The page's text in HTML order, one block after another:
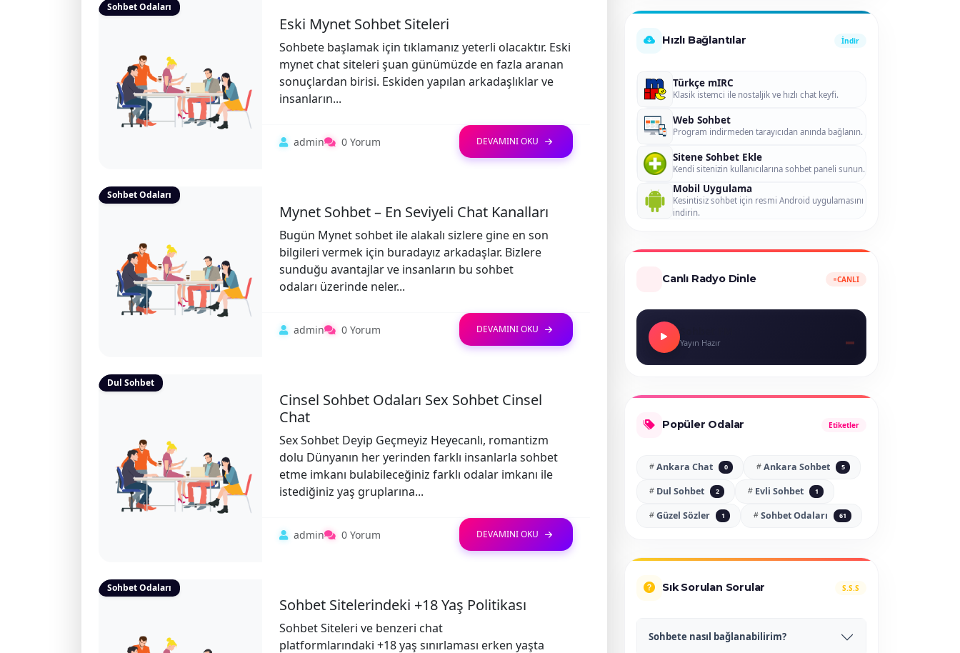
Sohbet Odaları
Eski Mynet Sohbet Siteleri
Sohbete başlamak için tıklamanız yeterli olacaktır. Eski
mynet chat siteleri şuan günümüzde en fazla aranan
sonuçlardan birisi. Eskiden yapılan arkadaşlıklar ve
insanların...
admin 0 Yorum DEVAMINI OKU
Sohbet Odaları
Mynet Sohbet – En Seviyeli Chat Kanalları
Bugün Mynet sohbet ile alakalı sizlere gine en son
bilgileri vermek için buradayız arkadaşlar. Bizlere
sunduğu avantajlar ve insanların bu sohbet
odaları üzerinde neler...
admin 0 Yorum DEVAMINI OKU
Dul Sohbet
Cinsel Sohbet Odaları Sex Sohbet Cinsel
Chat
Sex Sohbet Deyip Geçmeyiz Heyecanlı, romantizm
dolu Dünyanın her yerinden farklı insanlarla sohbet
etme imkanı bulabileceğiniz farklı odalar imkanı ile
istediğiniz yaş gruplarına...
admin 0 Yorum DEVAMINI OKU
Sohbet Odaları
Sohbet Sitelerindeki +18 Yaş Politikası
Sohbet Siteleri ve benzeri chat
platformlarındaki +18 yaş sınırlaması erken yaşta
Hızlı Bağlantılar İndir
Türkçe mIRC
Klasik istemci ile nostaljik ve hızlı chat keyfi.
Web Sohbet
Program indirmeden tarayıcıdan anında bağlanın.
Sitene Sohbet Ekle
Kendi sitenizin kullanıcılarına sohbet paneli sunun.
Mobil Uygulama
Kesintisiz sohbet için resmi Android uygulamasını
indirin.
Canlı Radyo Dinle CANLI
Yayın Hazır
Popüler Odalar Etiketler
Ankara Chat 0 Ankara Sohbet 5
Dul Sohbet 2 Evli Sohbet 1
Güzel Sözler 1 Sohbet Odaları 61
Sık Sorulan Sorular S.S.S
Sohbete nasıl bağlanabilirim?